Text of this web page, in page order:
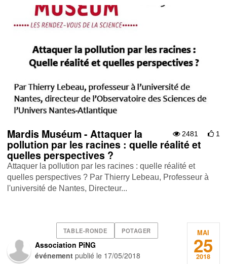
2481 1
Mardis Muséum - Attaquer la
pollution par les racines : quelle réalité et
quelles perspectives ?
Attaquer la pollution par les racines : quelle réalité et
quelles perspectives ? Par Thierry Lebeau, Professeur à
l'université de Nantes, Directeur...
TABLE-RONDE POTAGER
Association PiNG
événement publié le 17/05/2018
MAI
25
2018